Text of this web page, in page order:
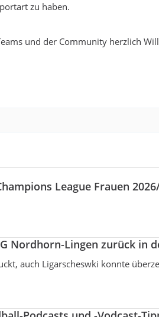
zu haben.
und der Community herzlich
League Frauen
Nordhorn-Lingen zurück in
auch Ligarscheswki konnte